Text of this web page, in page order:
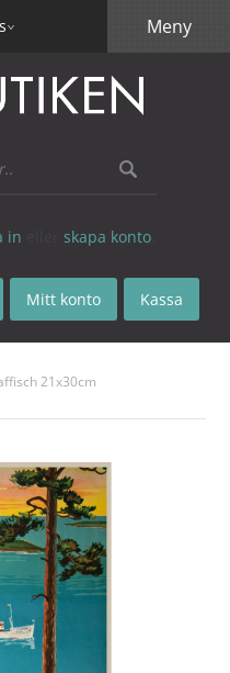
in skapa konto
Mitt konto Kassa
Meny
21x30cm